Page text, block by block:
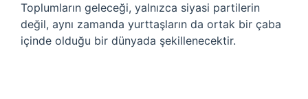
Toplumların geleceği, yalnızca siyasi partilerin
değil, aynı zamanda yurttaşların da ortak bir çaba
içinde olduğu bir dünyada şekillenecektir.